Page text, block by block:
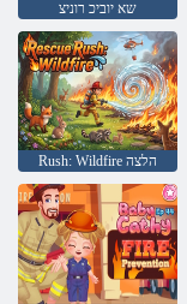
שא יוביכ רוניצ
Rush: Wildfire הלצה